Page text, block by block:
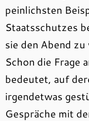
peinlichsten
Staatsschutzes
sie den Abend
Schon die Frage
bedeutet, auf
irgendetwas
Gespräche mit